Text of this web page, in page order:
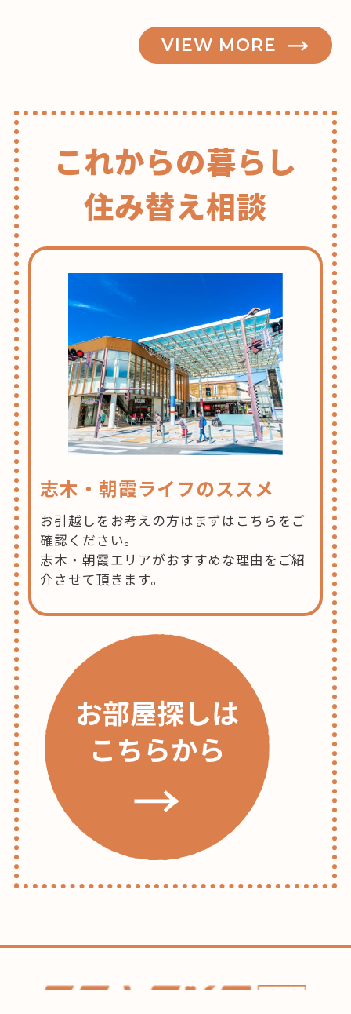
VIEW MORE
これからの暮らし
住み替え相談
志木・朝霞ライフのススメ
お引越しをお考えの方はまずはこちらをご
確認ください。
志木・朝霞エリアがおすすめな理由をご紹
介させて頂きます。